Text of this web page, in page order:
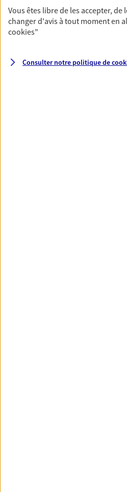
Découvrir l'offre Multirisque
Vous êtes libre de les accepter, de
changer d'avis à tout moment en
cookies"
Consulter notre politique de